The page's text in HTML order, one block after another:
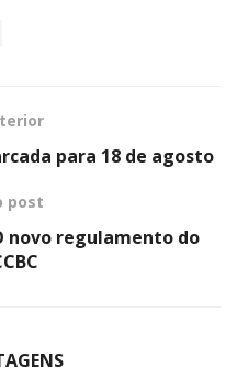
para 18 de agosto
post
regulamento do